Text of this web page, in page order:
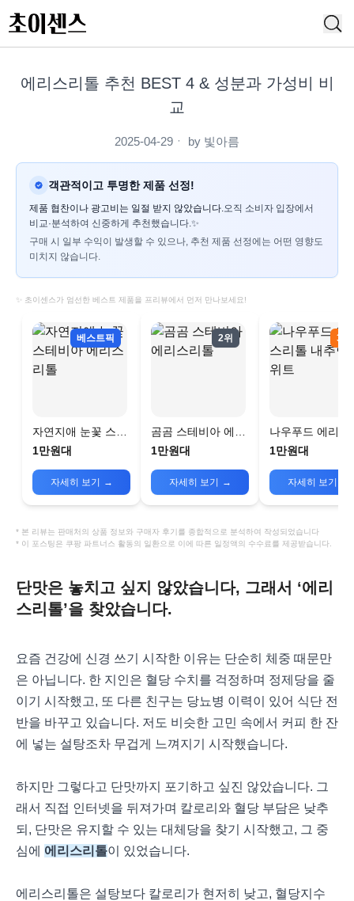
에리스리톨 추천 BEST 4 & 성분과 가성비 비
교
2025-04-29 ㆍ by 빛아름
객관적이고 투명한 제품 선정!
제품 협찬이나 광고비는 일절 받지 않았습니다.오직 소비자 입장에서
비교·분석하여 신중하게 추천했습니다.✨
구매 시 일부 수익이 발생할 수 있으나, 추천 제품 선정에는 어떤 영향도
미치지 않습니다.
✨ 초이센스가 엄선한 베스트 제품을 프리뷰에서 먼저 만나보세요!
베스트픽
자연지애 눈꽃 스테
비아 에리스리톨
1만원대
자세히 보기 →
2위
곰곰 스테비아 에리
스리톨
1만원대
자세히 보기 →
3위
나우푸드 에리스
톨 내추럴 스위트
1만원대
자세히 보기
* 본 리뷰는 판매처의 상품 정보와 구매자 후기를 종합적으로 분석하여 작성되었습니다
* 이 포스팅은 쿠팡 파트너스 활동의 일환으로 이에 따른 일정액의 수수료를 제공받습니다.
단맛은 놓치고 싶지 않았습니다, 그래서 ‘에리
스리톨’을 찾았습니다.
요즘 건강에 신경 쓰기 시작한 이유는 단순히 체중 때문만
은 아닙니다. 한 지인은 혈당 수치를 걱정하며 정제당을 줄
이기 시작했고, 또 다른 친구는 당뇨병 이력이 있어 식단 전
반을 바꾸고 있습니다. 저도 비슷한 고민 속에서 커피 한 잔
에 넣는 설탕조차 무겁게 느껴지기 시작했습니다.
하지만 그렇다고 단맛까지 포기하고 싶진 않았습니다. 그
래서 직접 인터넷을 뒤져가며 칼로리와 혈당 부담은 낮추
되, 단맛은 유지할 수 있는 대체당을 찾기 시작했고, 그 중
심에 에리스리톨이 있었습니다.
에리스리톨은 설탕보다 칼로리가 현저히 낮고, 혈당지수